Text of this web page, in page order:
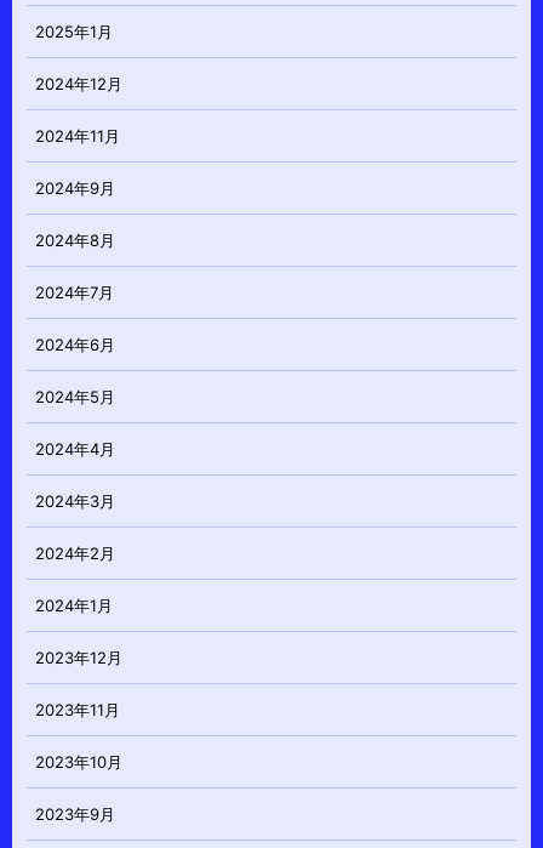
2025年1月
2024年12月
2024年11月
2024年9月
2024年8月
2024年7月
2024年6月
2024年5月
2024年4月
2024年3月
2024年2月
2024年1月
2023年12月
2023年11月
2023年10月
2023年9月